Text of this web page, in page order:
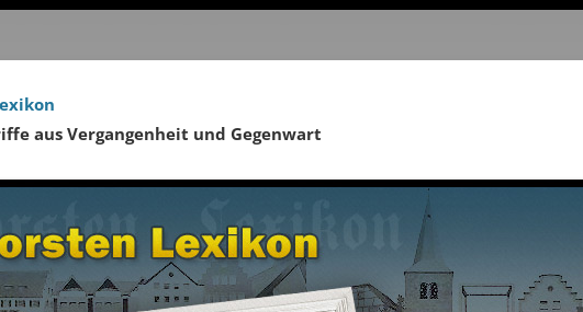
aus Vergangenheit und Gegenwart